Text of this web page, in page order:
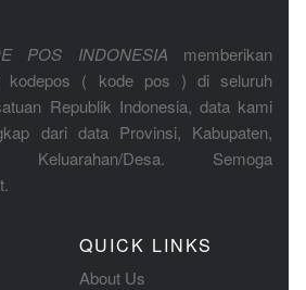
POS INDONESIA memberikan
kodepos ( kode pos ) di seluruh
Republik Indonesia, data kami
dari data Provinsi, Kabupaten,
Keluarahan/Desa. Semoga
QUICK LINKS
About Us